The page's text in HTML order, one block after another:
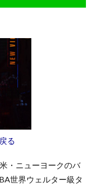
合
る
・ニューヨークのバ
世界ウェルター級タ